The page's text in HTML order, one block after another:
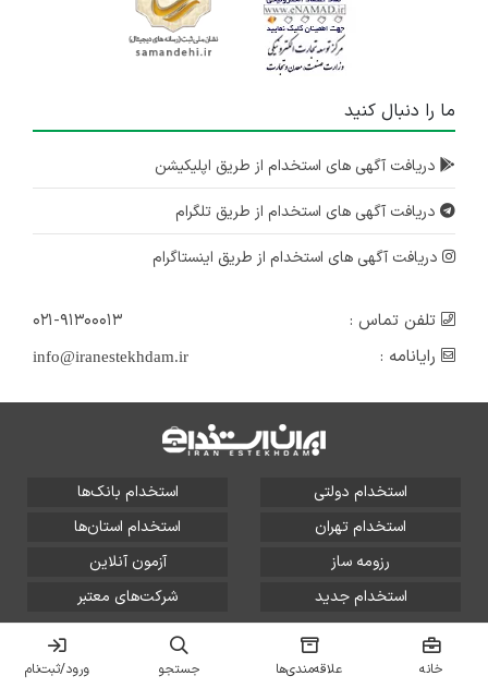
ما را دنبال کنید
دریافت آگهی های استخدام از طریق اپلیکیشن
دریافت آگهی های استخدام از طریق تلگرام
دریافت آگهی های استخدام از طریق اینستاگرام
تلفن تماس :
۰۲۱-۹۱۳۰۰۰۱۳
رایانامه :
info@iranestekhdam.ir
استخدام دولتی
استخدام بانک‌ها
استخدام تهران
استخدام استان‌ها
رزومه ساز
آزمون آنلاین
استخدام جدید
شرکت‌های معتبر
تمامی حقوق این سایت برای آلتین سیستم محفوظ است و هر
گونه سوءاستفاده از آن پیگرد قانونی دارد.
خانه علاقه‌مندی‌ها جستجو ورود/ثبت‌نام